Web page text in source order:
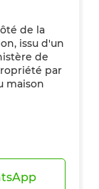
de la
issu d'un
de
par
maison